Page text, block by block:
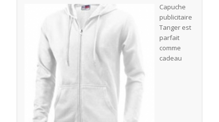
Capuche
publicitaire
Tanger est
parfait
comme
cadeau